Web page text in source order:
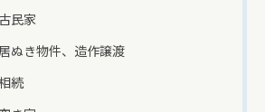
古民家
居ぬき物件、造作譲渡
続